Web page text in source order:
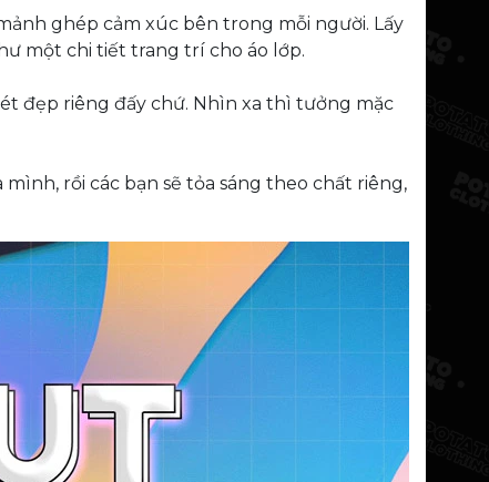
ghép cảm xúc bên trong mỗi người. Lấy
một chi tiết trang trí cho áo lớp.
đẹp riêng đấy chứ. Nhìn xa thì tưởng mặc
rồi các bạn sẽ tỏa sáng theo chất riêng,